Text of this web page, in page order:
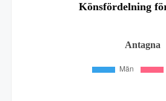
Könsfördelning
Antagna